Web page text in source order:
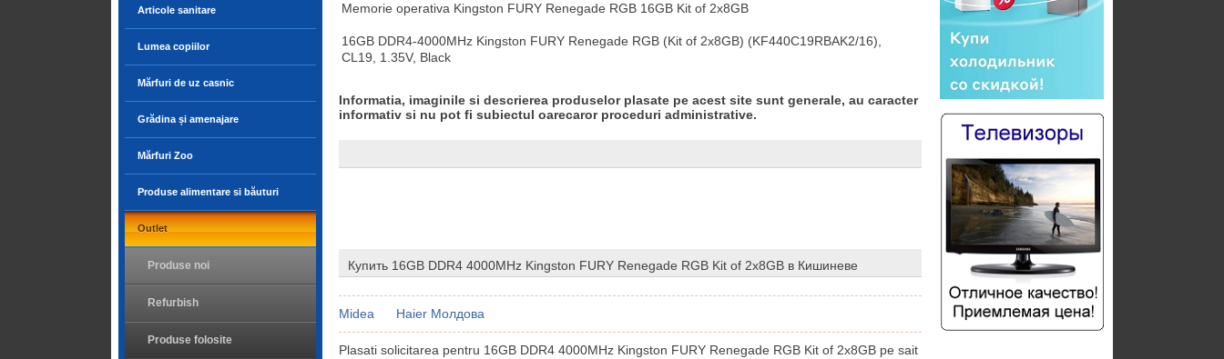
Articole sanitare
Lumea copiilor
Mărfuri de uz casnic
Grădina și amenajare
Mărfuri Zoo
Produse alimentare si băuturi
Outlet
Produse noi
Refurbish
Produse folosite
Memorie operativa Kingston FURY Renegade RGB 16GB Kit of 2x8GB
16GB DDR4-4000MHz Kingston FURY Renegade RGB (Kit of 2x8GB) (KF440C19RBAK2/16),
CL19, 1.35V, Black
Informatia, imaginile si descrierea produselor plasate pe acest site sunt generale, au caracter
informativ si nu pot fi subiectul oarecaror proceduri administrative.
Купить 16GB DDR4 4000MHz Kingston FURY Renegade RGB Kit of 2x8GB в Кишиневе
Midea Haier Молдова
Plasati solicitarea pentru 16GB DDR4 4000MHz Kingston FURY Renegade RGB Kit of 2x8GB pe sait